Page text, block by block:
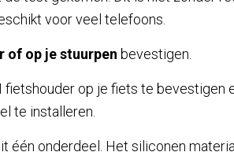
voor veel telefoons.
of op je stuurpen bevestigen.
op je fiets te bevestigen
te installeren.
één onderdeel. Het siliconen